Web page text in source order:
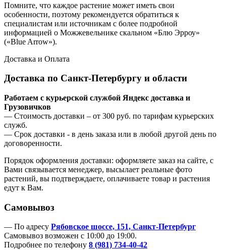
Помните, что каждое растение может иметь свои
особенности, поэтому рекомендуется обратиться к
специалистам или источникам с более подробной
информацией о Можжевельнике скальном «Блю Эрроу»
(«Blue Arrow»).
Доставка и Оплата
Доставка по Санкт-Петербургу и области
Работаем с курьерской службой Яндекс доставка и
Грузовичков
— Стоимость доставки – от 300 руб. по тарифам курьерских
служб.
— Срок доставки - в день заказа или в любой другой день по
договоренности.
Порядок оформления доставки: оформляете заказ на сайте, с
Вами связывается менеджер, высылает реальные фото
растений, вы подтверждаете, оплачиваете товар и растения
едут к Вам.
Самовывоз
— По адресу Рябовское шоссе, 151, Санкт-Петербург
Самовывоз возможен с 10:00 до 19:00.
Подробнее по телефону 8 (981) 734-40-42